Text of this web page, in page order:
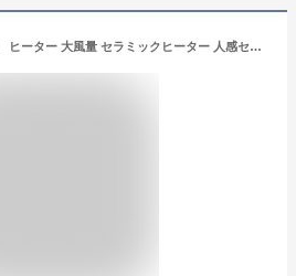
【P10倍 9/11 9:59迄】 ヒーター 大風量 セラミックヒーター 人感センサー 温度センサー 静音 省エネ DSF-VN124(B) セラミックファンヒーター 電気ヒーター 電気ストーブ 小型 薄型 節電 脱衣所 トイレ 山善 YAMAZEN 【送料無料】